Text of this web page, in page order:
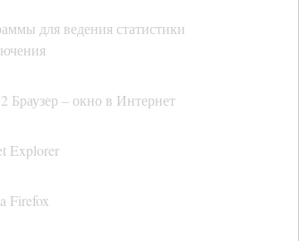
для ведения статистики
Браузер – окно в Интернет
Explorer
Firefox